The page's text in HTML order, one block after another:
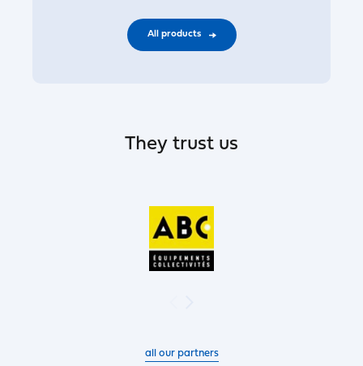
All products
They trust us
all our partners